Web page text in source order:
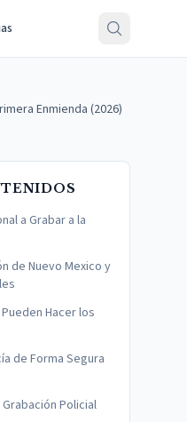
Enmienda (2026)
a Grabar a la
de Nuevo Mexico y
Hacer los
de Forma Segura
Policial